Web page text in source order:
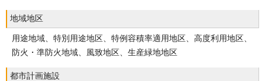
地域地区
用途地域、特別用途地区、特例容積率適用地区、高度利用地区、
防火・準防火地域、風致地区、生産緑地地区
都市計画施設